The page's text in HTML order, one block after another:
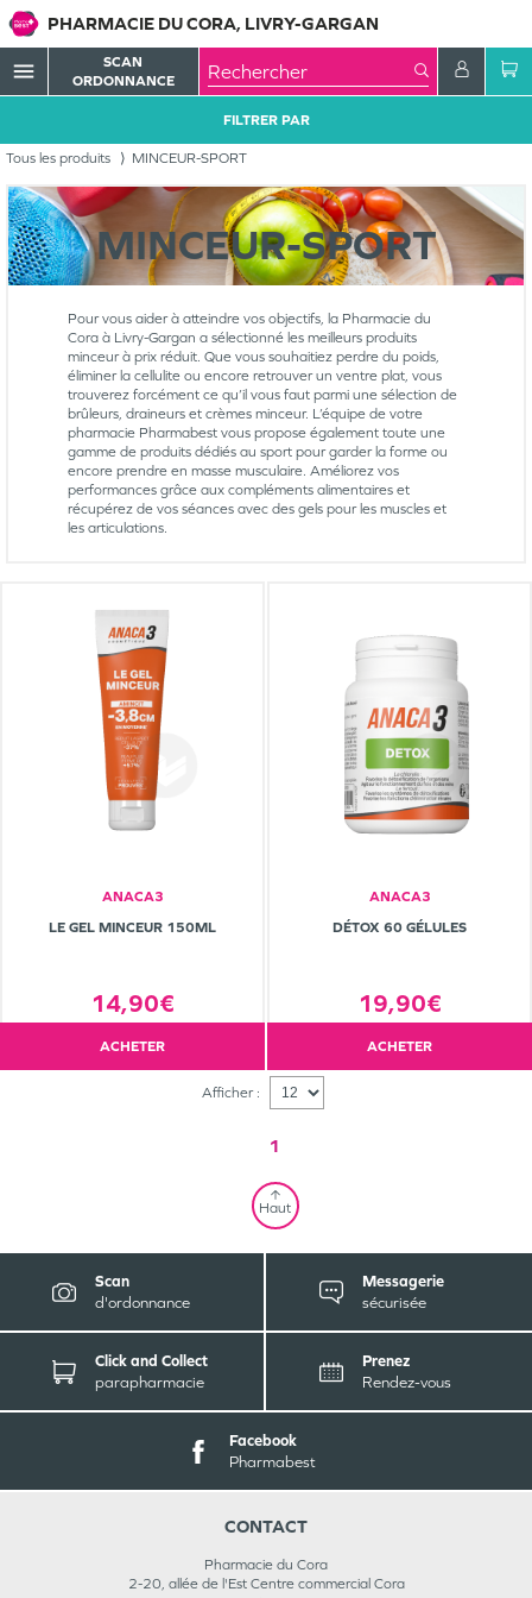
PHARMACIE DU CORA, LIVRY-GARGAN
menu
SCAN
ORDONNANCE
Tous les produits MINCEUR-SPORT
FILTRER PAR
MINCEUR-SPORT
Pour vous aider à atteindre vos objectifs, la Pharmacie du
Cora à Livry-Gargan a sélectionné les meilleurs produits
minceur à prix réduit. Que vous souhaitiez perdre du poids,
éliminer la cellulite ou encore retrouver un ventre plat, vous
trouverez forcément ce qu’il vous faut parmi une sélection de
brûleurs, draineurs et crèmes minceur. L’équipe de votre
pharmacie Pharmabest vous propose également toute une
gamme de produits dédiés au sport pour garder la forme ou
encore prendre en masse musculaire. Améliorez vos
performances grâce aux compléments alimentaires et
récupérez de vos séances avec des gels pour les muscles et
les articulations.
ANACA3
LE GEL MINCEUR 150ML
14,90€
ACHETER
ANACA3
DÉTOX 60 GÉLULES
19,90€
ACHETER
Afficher :
1
Haut
Scan
d'ordonnance
Messagerie
sécurisée
Click and Collect
parapharmacie
Prenez
Rendez-vous
Facebook
Pharmabest
CONTACT
Pharmacie du Cora
2-20, allée de l'Est Centre commercial Cora